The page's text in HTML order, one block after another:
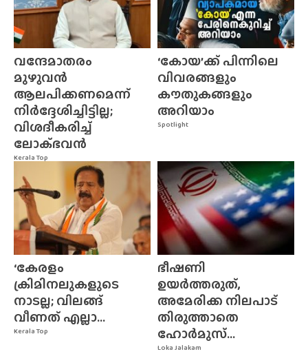
Kerala Top
വന്ദേമാതരം
മുഴുവൻ
ആലപിക്കണമെന്ന്
നിർദ്ദേശിച്ചിട്ടില്ല;
വിശദീകരിച്ച്
ലോക്‌ഭവൻ
Spotlight
‘കോയ’ക്ക് പിന്നിലെ
വിവരങ്ങളും
കൗതുകങ്ങളും
അറിയാം
Kerala Top
‘കേരളം
ക്രിമിനലുകളുടെ
നാടല്ല; വിലങ്ങ്
വീണത് എല്ലാ...
Loka Jalakam
ഭീഷണി
ഉയർത്തരുത്,
അമേരിക്ക നിലപാട്
തിരുത്താതെ
ഹോർമുസ്...